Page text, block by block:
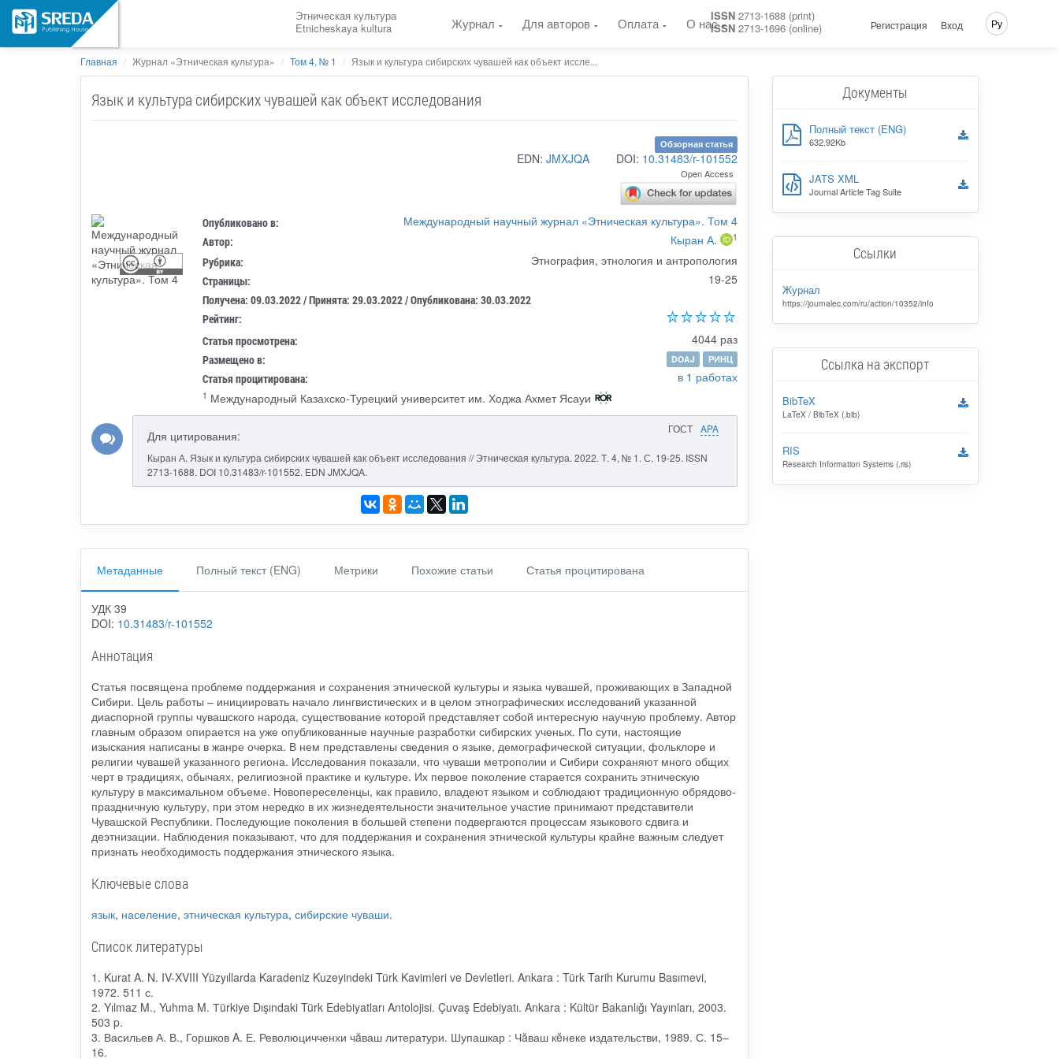
Этническая культура
Etnicheskaya kultura
Журнал Для авторов Оплата О насISSN 2713-1688 (print)
ISSN 2713-1696 (online) Регистрация Вход Ру
Главная Журнал «Этническая культура» Том 4, № 1 Язык и культура сибирских чувашей как объект иссле...
Язык и культура сибирских чувашей как объект исследования
Обзорная статья
EDN: JMXJQA DOI: 10.31483/r-101552
Open Access
Опубликовано в: Международный научный журнал «Этническая культура». Том 4
Автор: Кыран А. 1
Рубрика: Этнография, этнология и антропология
Страницы: 19-25
Получена: 09.03.2022 / Принята: 29.03.2022 / Опубликована: 30.03.2022
Рейтинг:
Статья просмотрена:
4044 раз
Размещено в: DOAJ РИНЦ
Статья процитирована: в 1 работах
1 Международный Казахско-Турецкий университет им. Ходжа Ахмет Ясауи
ГОСТ APA
Для цитирования:
Кыран А. Язык и культура сибирских чувашей как объект исследования // Этническая культура. 2022. Т. 4, № 1. С. 19-25. ISSN
2713-1688. DOI 10.31483/r-101552. EDN JMXJQA.
Метаданные Полный текст (ENG) Метрики Похожие статьи Статья процитирована
УДК 39
DOI: 10.31483/r-101552
Аннотация
Статья посвящена проблеме поддержания и сохранения этнической культуры и языка чувашей, проживающих в Западной
Сибири. Цель работы – инициировать начало лингвистических и в целом этнографических исследований указанной
диаспорной группы чувашского народа, существование которой представляет собой интересную научную проблему. Автор
главным образом опирается на уже опубликованные научные разработки сибирских ученых. По сути, настоящие
изыскания написаны в жанре очерка. В нем представлены сведения о языке, демографической ситуации, фольклоре и
религии чувашей указанного региона. Исследования показали, что чуваши метрополии и Сибири сохраняют много общих
черт в традициях, обычаях, религиозной практике и культуре. Их первое поколение старается сохранить этническую
культуру в максимальном объеме. Новопереселенцы, как правило, владеют языком и соблюдают традиционную обрядово-
праздничную культуру, при этом нередко в их жизнедеятельности значительное участие принимают представители
Чувашской Республики. Последующие поколения в большей степени подвергаются процессам языкового сдвига и
деэтнизации. Наблюдения показывают, что для поддержания и сохранения этнической культуры крайне важным следует
признать необходимость поддержания этнического языка.
Ключевые слова
язык, население, этническая культура, сибирские чуваши.
Список литературы
1. Kurat A. N. IV-XVIII Yüzyıllarda Karadeniz Kuzeyindeki Türk Kavimleri ve Devletleri. Ankara : Türk Tarih Kurumu Basımevi,
1972. 511 с.
2. Yılmaz M., Yuhma M. Тürkiye Dışındaki Türk Edebiyatları Antolojisi. Çuvaş Edebiyatı. Ankara : Kültür Bakanlığı Yayınları, 2003.
503 p.
3. Васильев А. В., Горшков A. Е. Революцичченхи чăваш литератури. Шупашкар : Чăваш кĕнеке издательстви, 1989. С. 15–
16.
Документы
Полный текст (ENG)
632.92Kb
JATS XML
Journal Article Tag Suite
Ссылки
Журнал
https://journalec.com/ru/action/10352/info
Ссылка на экспорт
BibTeX
LaTeX / BibTeX (.bib)
RIS
Research Information Systems (.ris)